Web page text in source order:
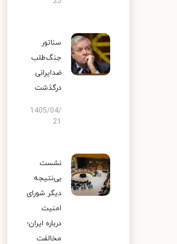
سناتور
جنگ‌طلب
ضدایرانی
درگذشت
1405/04/
نشست
بی‌نتیجه
دیگر شورای
امنیت
درباره ایران؛
مخالفت